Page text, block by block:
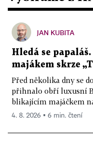
JAN KUBITA
Hledá se
majákem skrze
Před několika dny se
přihnalo obří luxusní
blikajícím majáčkem
4. 8. 2026 ▪ 6 min. čtení